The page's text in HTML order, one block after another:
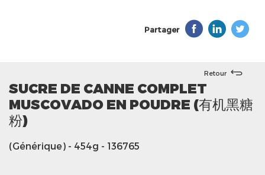
Partager
Retour
SUCRE DE CANNE COMPLET
MUSCOVADO EN POUDRE (有机黑糖
粉)
(Générique) - 454g - 136765